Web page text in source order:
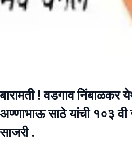
बारामती ! वडगाव निंबाळकर
अण्णाभाऊ साठे यांची १०३ वी
साजरी .